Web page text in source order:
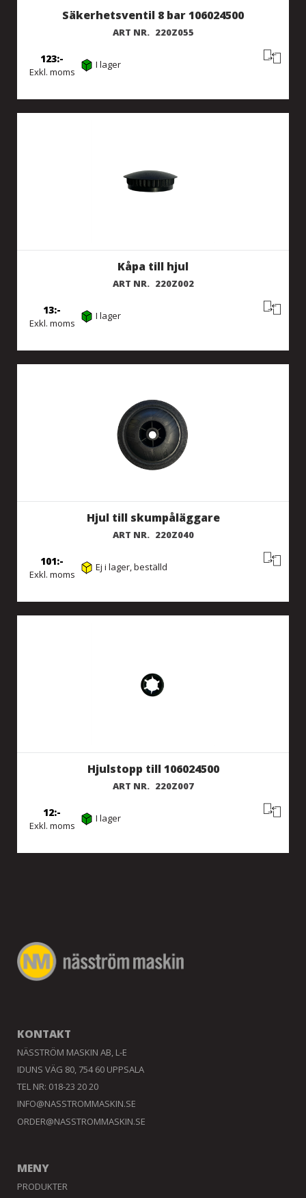
Säkerhetsventil 8 bar 106024500
ART NR. 220Z055
Exkl. moms
123 I lager
Kåpa till hjul
ART NR. 220Z002
Exkl. moms
13 I lager
Hjul till skumpåläggare
ART NR. 220Z040
Exkl. moms
101 Ej i lager, beställd
Hjulstopp till 106024500
ART NR. 220Z007
Exkl. moms
12 I lager
KONTAKT
NÄSSTRÖM MASKIN AB, L-E
IDUNS VÄG 80, 754 60 UPPSALA
TEL NR: 018-23 20 20
INFO@NASSTROMMASKIN.SE
ORDER@NASSTROMMASKIN.SE
MENY
PRODUKTER